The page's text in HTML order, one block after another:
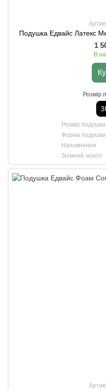
Подушка Едвайс Латекс
1
В
Розмір
Розмір
Форма подушки
Наповнення
Знімний чохол